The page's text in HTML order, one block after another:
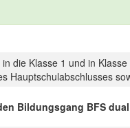
die Klasse 1 und in
Hauptschulabschlusses
Bildungsgang BFS